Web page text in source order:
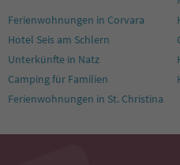
Ferienwohnungen in Corvara
Hotel Seis am Schlern
Unterkünfte in Natz
Camping für Familien
Ferienwohnungen in St. Christina